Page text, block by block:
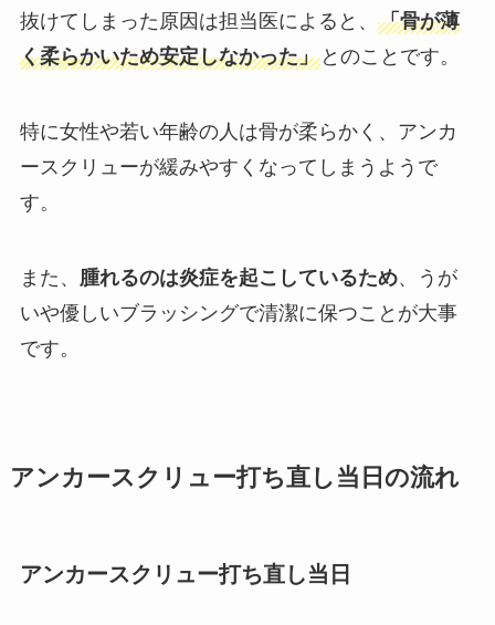
抜けてしまった原因は担当医によると、 「骨が薄
く柔らかいため安定しなかった」とのことです。
特に女性や若い年齢の人は骨が柔らかく、アンカ
ースクリューが緩みやすくなってしまうようで
す。
また、 腫れるのは炎症を起こしているため、うが
いや優しいブラッシングで清潔に保つことが大事
です。
アンカースクリュー打ち直し当日の流れ
アンカースクリュー打ち直し当日